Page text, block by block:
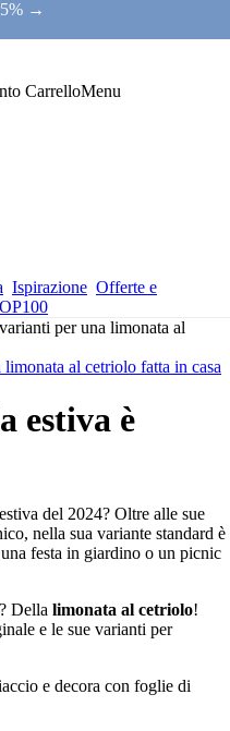
→
CarrelloMenu
Ispirazione Offerte e
per una limonata al
al cetriolo fatta in casa
estiva è
del 2024? Oltre alle sue
nella sua variante standard è
festa in giardino o un picnic
Della limonata al cetriolo!
e le sue varianti per